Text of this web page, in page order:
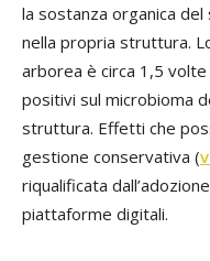
la sostanza organica
nella propria struttura.
arborea è circa 1,5
positivi sul microbioma
struttura. Effetti che
gestione conservativa (
riqualificata
piattaforme digitali.